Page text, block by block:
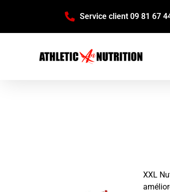
Service client 09 81 67
XXL